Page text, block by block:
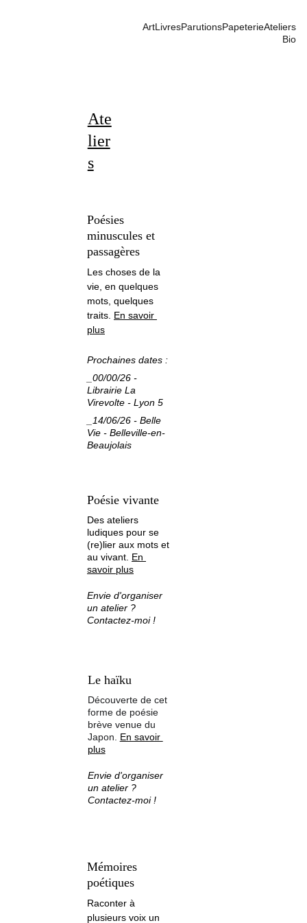
ArtLivresParutionsPapeterieAteliers
Bio
Poésies
minuscules et
passagères
Les choses de la
vie, en quelques
mots, quelques
traits. En savoir
plus
Prochaines dates :
_00/00/26 -
Librairie La
Virevolte - Lyon 5
_14/06/26 - Belle
Vie - Belleville-en-
Beaujolais
Poésie vivante
Des ateliers
ludiques pour se
(re)lier aux mots et
au vivant. En
savoir plus
Envie d'organiser
un atelier ?
Contactez-moi !
Mémoires
poétiques
Raconter à
plusieurs voix un
Le haïku
Découverte de cet
forme de poésie
brève venue du
Japon. En savoir
plus
Envie d'organiser
un atelier ?
Contactez-moi !
Ate
lier
s